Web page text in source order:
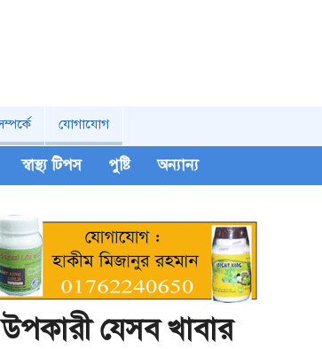
যোগাযোগ
স্বাস্থ্য টিপস পুষ্টি অন্যান্য
উপকারী যেসব খাবার